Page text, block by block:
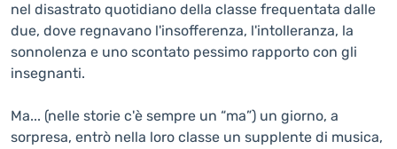
nel disastrato quotidiano della classe frequentata dalle
due, dove regnavano l'insofferenza, l'intolleranza, la
sonnolenza e uno scontato pessimo rapporto con gli
insegnanti.
Ma... (nelle storie c'è sempre un “ma”) un giorno, a
sorpresa, entrò nella loro classe un supplente di musica,